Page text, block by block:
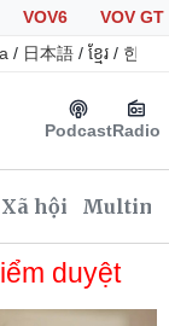
VOV6
VOV GT
/ 日本語 / ខ្មែរ / 한국
PodcastRadio
Xã hội
duyệt